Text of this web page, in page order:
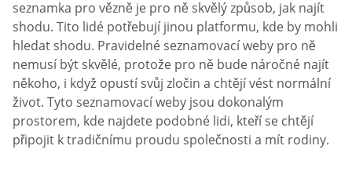
seznamka pro vězně je pro ně skvělý způsob, jak najít
shodu. Tito lidé potřebují jinou platformu, kde by mohli
hledat shodu. Pravidelné seznamovací weby pro ně
nemusí být skvělé, protože pro ně bude náročné najít
někoho, i když opustí svůj zločin a chtějí vést normální
život. Tyto seznamovací weby jsou dokonalým
prostorem, kde najdete podobné lidi, kteří se chtějí
připojit k tradičnímu proudu společnosti a mít rodiny.